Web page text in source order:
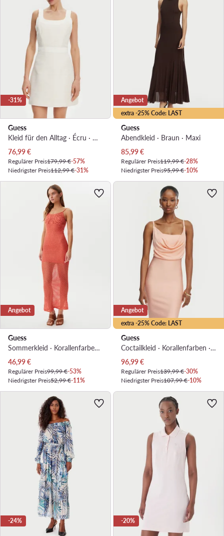
-31%
Guess
Kleid für den Alltag · Écru · Mini
Aktueller Preis
76,99€
Regulärer Preis179,99 €-57%
Niedrigster Preis112,99 €-31%
extra -25% Code: LAST
Angebot
Guess
Abendkleid · Braun · Maxi
Aktueller Preis
85,99€
Regulärer Preis119,99 €-28%
Niedrigster Preis95,99 €-10%
Angebot
Guess
Sommerkleid · Korallenfarben · Maxi
Aktueller Preis
46,99€
Regulärer Preis99,99 €-53%
Niedrigster Preis52,99 €-11%
extra -25% Code: LAST
Angebot
Guess
Coctailkleid · Korallenfarben · Mini
Aktueller Preis
96,99€
Regulärer Preis139,99 €-30%
Niedrigster Preis107,99 €-10%
-24% -20%